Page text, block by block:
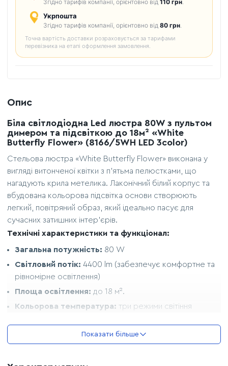
Згідно тарифів компанії, орієнтовно від 110 грн
Укрпошта
Згідно тарифів компанії, орієнтовно від 80 грн
Точна вартість доставки розраховується за тарифами
перевізника на етапі оформлення замовлення.
Опис
Біла світлодіодна Led люстра 80W з пультом
димером та підсвіткою до 18м² «White
Butterfly Flower» (8166/5WH LED 3color)
Стельова люстра «White Butterfly Flower» виконана у
вигляді витонченої квітки з п'ятьма пелюстками, що
нагадують крила метелика. Лаконічний білий корпус та
вбудована кольорова підсвітка основи створюють
легкий, повітряний образ, який ідеально пасує для
сучасних затишних інтер'єрів.
Технічні характеристики та функціонал:
Загальна потужність: 80 W
Світловий потік: 4400 lm (забезпечує комфортне та
рівномірне освітлення)
Площа освітлення: до 18 м².
Кольорова температура: три режими світіння
дистанційний пульт (у комплекті) або
настінний вимикач.
Показати більше